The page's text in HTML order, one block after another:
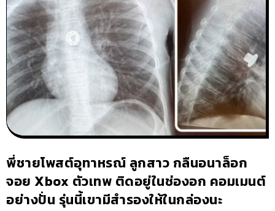
พี่ชายโพสต์อุทาหรณ์ ลูกสาว กลืนอนาล็อก
จอย Xbox ตัวเทพ ติดอยู่ในช่องอก คอมเมนต์
อย่างปั่น รุ่นนี้เขามีสำรองให้ในกล่องนะ